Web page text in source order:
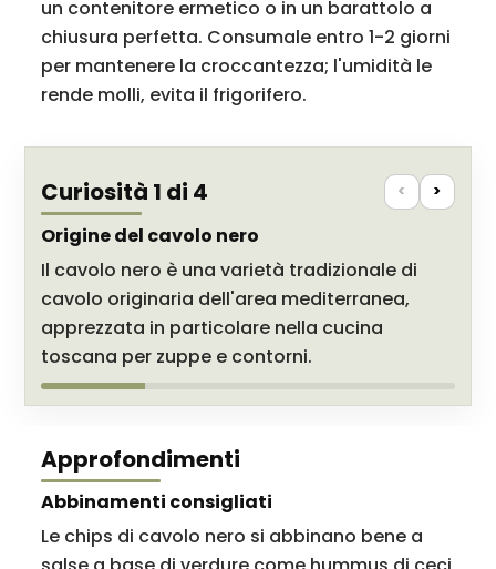
un contenitore ermetico o in un barattolo a
chiusura perfetta. Consumale entro 1-2 giorni
per mantenere la croccantezza; l'umidità le
rende molli, evita il frigorifero.
Curiosità 1 di 4 < >
Origine del cavolo nero
Il cavolo nero è una varietà tradizionale di
cavolo originaria dell'area mediterranea,
apprezzata in particolare nella cucina
toscana per zuppe e contorni.
Approfondimenti
Abbinamenti consigliati
Le chips di cavolo nero si abbinano bene a